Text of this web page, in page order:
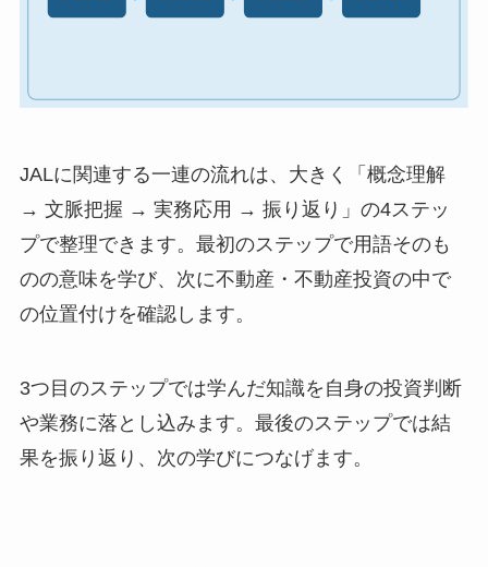
JALに関連する一連の流れは、大きく「概念理解
→ 文脈把握 → 実務応用 → 振り返り」の4ステッ
プで整理できます。最初のステップで用語そのも
のの意味を学び、次に不動産・不動産投資の中で
の位置付けを確認します。
3つ目のステップでは学んだ知識を自身の投資判断
や業務に落とし込みます。最後のステップでは結
果を振り返り、次の学びにつなげます。